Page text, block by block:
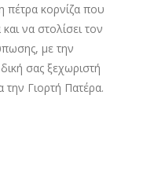
πέτρα κορνίζα που
να στολίσει τον
με την
σας ξεχωριστή
Γιορτή Πατέρα.